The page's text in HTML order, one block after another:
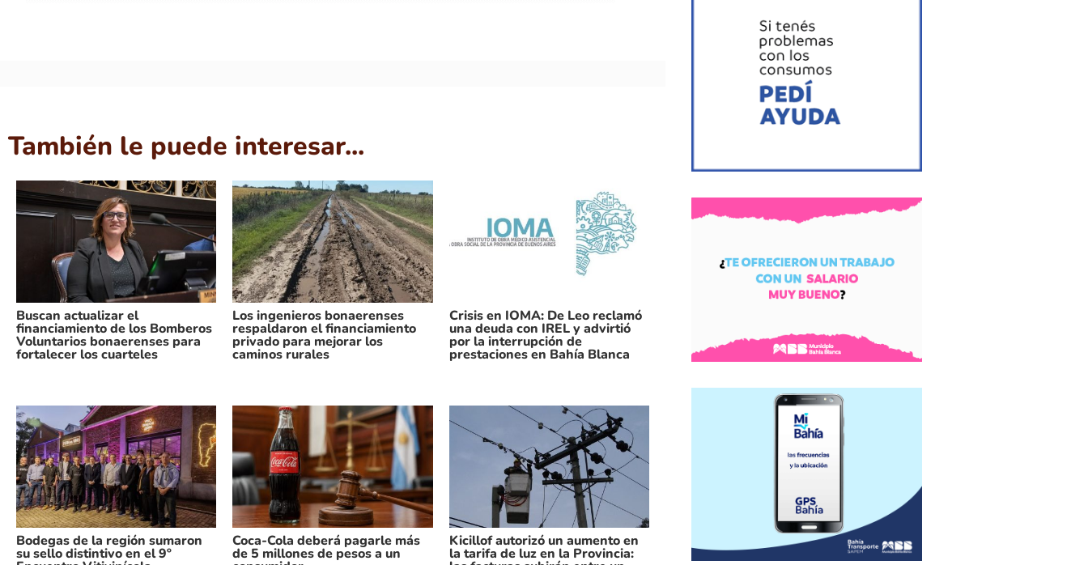
También le puede interesar...
Buscan actualizar el
financiamiento de los Bomberos
Voluntarios bonaerenses para
fortalecer los cuarteles
Los ingenieros bonaerenses
respaldaron el financiamiento
privado para mejorar los
caminos rurales
Crisis en IOMA: De Leo reclamó
una deuda con IREL y advirtió
por la interrupción de
prestaciones en Bahía Blanca
Bodegas de la región sumaron
su sello distintivo en el 9º
Coca-Cola deberá pagarle más
de 5 millones de pesos a un
Kicillof autorizó un aumento en
la tarifa de luz en la Provincia: